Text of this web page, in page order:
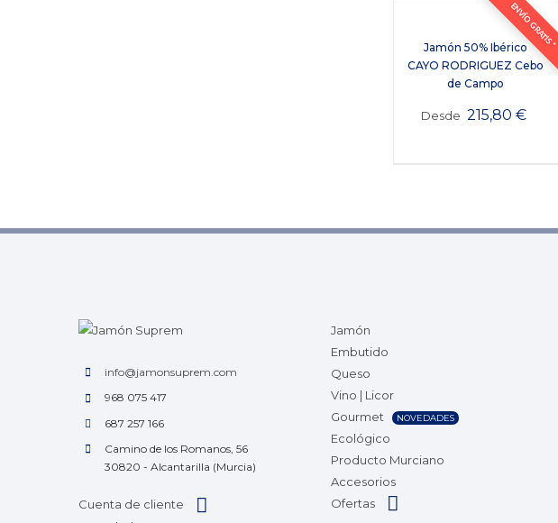
ENVÍO GRATIS *
Jamón 50% Ibérico
CAYO RODRIGUEZ Cebo
de Campo
Desde 215,80€
info@jamonsuprem.com
968 075 417
687 257 166
Camino de los Romanos, 56
30820 - Alcantarilla (Murcia)
Cuenta de cliente
Jamón
Embutido
Queso
Vino | Licor
Gourmet
NOVEDADES
Ecológico
Producto Murciano
Accesorios
Ofertas